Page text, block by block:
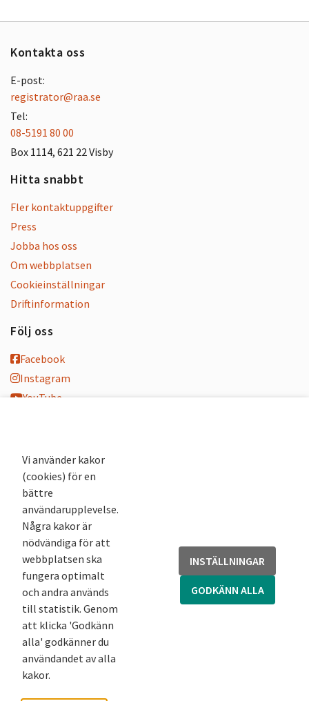
Kontakta oss
E-post:
registrator@raa.se
Tel:
08-5191 80 00
Box 1114, 621 22 Visby
Hitta snabbt
Fler kontaktuppgifter
Press
Jobba hos oss
Om webbplatsen
Cookieinställningar
Driftinformation
Följ oss
Facebook
Instagram
YouTube
Nyhetsbrev
Andra webbplatser
Arkivsök
Fornsök
Fornreg
Bebyggelseregistret
Runor
Kringla
Vi använder kakor
(cookies) för en
bättre
användarupplevelse.
Några kakor är
nödvändiga för att
webbplatsen ska
fungera optimalt
och andra används
till statistik. Genom
att klicka 'Godkänn
alla' godkänner du
användandet av alla
kakor.
INSTÄLLNINGAR
GODKÄNN ALLA